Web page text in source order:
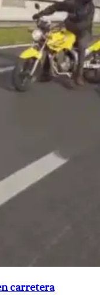
carretera